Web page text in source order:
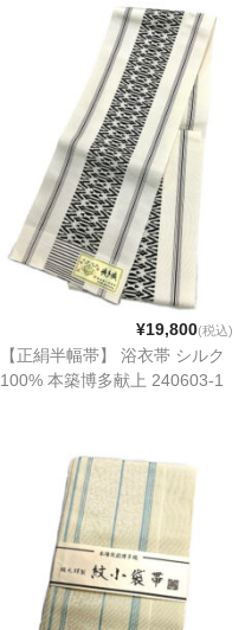
¥19,800(税込)
【正絹半幅帯】 浴衣帯 シルク
100% 本築博多献上 240603-1